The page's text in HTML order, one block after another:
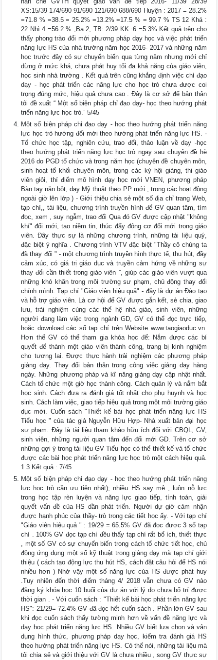
XS:15/39 174/690 91/690 121/690 688/690 Huyện : 2017 = 28.2%
=71.8 % =38.5 = 25.2% =13.2% =17.5 % = 99.7 % TS 12 Khá :
22 Nhì 4 =56.2 % ,Ba 2, TB: 2/39 KK :6 =5.3% Kết quả trên cho
thấy phong trào đổi mới phương pháp dạy học và việc phát triển
năng lực HS của nhà trường năm học 2016- 2017 và những năm
học trước đây có sự chuyển biến qua từng năm nhưng mới chỉ
dừng ở mức khá, chưa phát huy tối đa khả năng của giáo viên,
học sinh nhà trường . Kết quả trên cũng khẳng định việc chỉ đạo
dạy - học phát triển các năng lực cho học trò chưa được coi
trọng đúng mức, hiệu quả chưa cao . Đây là cơ sở để bản thân
tôi đề xuất “ Một số biện pháp chỉ đạo dạy- học theo hướng phát
triển năng lực học trò.” 5/45
Một số biện pháp chỉ đạo dạy - học theo hướng phát triển năng
lực học trò hướng đổi mới theo hướng phát triển năng lực HS. -
Tổ chức học tập, nghiên cứu, trao đổi, thảo luận về dạy -học
theo hướng phát triển năng lực học trò ngay sau chuyên đề hè
2016 do PGD tổ chức và trong năm học (chuyên đề chuyên môn,
sinh hoạt tổ khối chuyên môn, trong các kỳ hội giảng, thi giáo
viên giỏi, thí điểm mô hình dạy học mới VNEN, phương pháp
Bàn tay nặn bột, dạy Mỹ thuật theo PP mới , trong các hoạt động
ngoài giờ lên lớp ) - Giới thiệu chia sẻ một số địa chỉ trang Web,
tạp chí,, tài liệu, chương trình truyền hình để GV quan tâm, tìm
đọc, xem , suy ngẫm, trao đổi Qua đó GV được cập nhật "không
khí" đổi mới, tạo niềm tin, thúc đẩy động cơ đổi mới trong giáo
viên. Đây thực sự là những chương trình, những tài liệu quý,
đặc biệt ý nghĩa . Chương trình VTV đặc biệt "Thầy cô chúng ta
đã thay đổi " - một chương trình truyền hình thực tế, thu hút, đầy
cảm xúc, có giá trị giáo dục và truyền cảm hứng về những sự
thay đổi cần thiết trong giáo viên ”, giúp các giáo viên vượt qua
những khó khăn trong môi trường sư phạm, chủ động thay đổi
chính mình. Tạp chí "Giáo viên hiệu quả" - đây là dự án Đào tạo
và hỗ trợ giáo viên. Là cơ hội để GV được gắn kết, sẻ chia, giao
lưu, trải nghiệm cùng các thể hệ nhà giáo, sinh viên, những
người đang làm việc trong ngành GD, GV có thể đọc trực tiếp,
hoặc download các số tạp chí trên Website www.taogiaoduc.vn.
Hơn thế GV có thể tham gia khóa học để: Nắm được các bí
quyết để thành một giáo viên thành công, trang bị kinh nghiệm
cho tương lai. Được thực hành trải nghiệm các phương pháp
giảng dạy. Thay đổi bản thân trong công việc giảng dạy hàng
ngày. Những phương pháp và kĩ năng giảng dạy cập nhật nhất.
Cách tổ chức một giờ học thành công. Cách quản lý và nắm bắt
học sinh. Cách đưa ra đánh giá tốt nhất cho phụ huynh và học
sinh. Cách làm việc, giao tiếp hiệu quả trong một môi trường giáo
dục mới. Cuốn sách "Thiết kế bài học phát triển năng lực HS
Tiểu học " của tác giả Nguyễn Hữu Hợp- Nhà xuất bản đại học
sư phạm. Đây là tài liệu tham khảo hữu ích đối với CBQL, GV,
sinh viên, những người quan tâm đến đổi mới GD. Trên cơ sở
những gợi ý trong tài liệu GV Tiểu học có thể thiết kế và tổ chức
được các bài học phát triển năng lực học trò một cách hiệu quả.
1.3 Kết quả : 7/45
Một số biện pháp chỉ đạo dạy - học theo hướng phát triển năng
lực học trò cần ưu tiên nhất); nhiều HS say mê , luôn nỗ lực
trong học tập rèn luyện và năng lực giao tiếp, tính toán, giải
quyết vấn đề của HS dần phát triển. Người dự giờ cảm nhận
được hạnh phúc của thầy- trò trong các tiết học ấy. - Với tạp chí
"Giáo viên hiệu quả " : 19/29 = 65.5% GV đã đọc được 3 số tạp
chí . 100% GV đọc tạp chí đều thấy tạp chí rất bổ ích, thiết thực
, một số GV có sự chuyển biến trong cách tổ chức tiết học, chủ
động ứng dụng một số kỹ thuật trong giảng dạy mà tạp chí giới
thiệu ( cách tạo động lực thu hút HS, cách đặt câu hỏi để HS nói
nhiều hơn ) Nhờ vậy một số năng lực của HS được phát huy
.Tuy nhiên đến thời điểm tháng 4/ 2018 vẫn chưa có GV nào
đăng ký khóa học 10 buổi của dự án với lý do chưa bố trí được
thời gian . - Với cuốn sách : "Thiết kế bài học phát triển năng lực
HS": 21/29= 72.4% GV đã đọc hết cuốn sách . Phần lớn GV sau
khi đọc cuốn sách thấy tường minh hơn về vấn đề năng lực và
dạy học phát triển năng lực HS. Nhiều GV biết lựa chọn và vận
dụng hình thức, phương pháp dạy học, kiểm tra đánh giá HS
theo hướng phát triển năng lực HS. Có thể nói, những tài liệu mà
tôi chia sẻ và giới thiệu với GV là chưa nhiều , song GV thực sự